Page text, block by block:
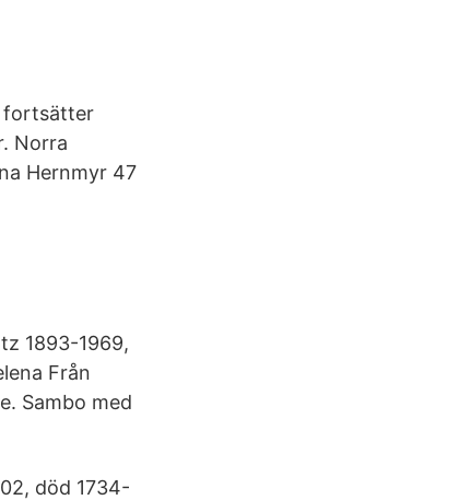
fortsätter
Norra
Hernmyr 47
1893-1969,
Från
Sambo med
död 1734-